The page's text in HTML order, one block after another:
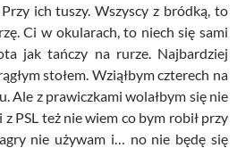
ich tuszy. Wszyscy z bródką, to
Ci w okularach, to niech się sami
jak tańczy na rurze. Najbardziej
stołem. Wziąłbym czterech na
Ale z prawiczkami wolałbym się nie
PSL też nie wiem co bym robił przy
nie używam i… no nie będę się